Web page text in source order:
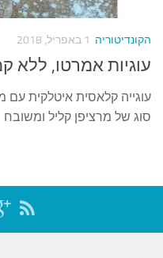
עצות סבתא
נווה הבלוגים
קשר משפחתי
פינת הנכד
הקונדיטוריה 1 באפריל, 2018
עוגיות אמרטו, ללא
עוגייה קלאסית איטלקית
סוג של מרציפן קליל ומשובח